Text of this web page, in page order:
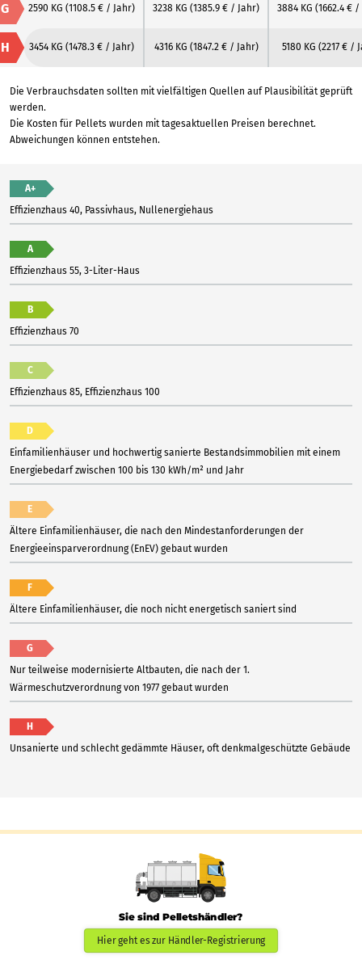
G 2590 KG (1108.5 € / Jahr) 3238 KG (1385.9 € / Jahr) 3884 KG (1662.4 € /
H 3454 KG (1478.3 € / Jahr) 4316 KG (1847.2 € / Jahr) 5180 KG (2217 € /
Die Verbrauchsdaten sollten mit vielfältigen Quellen auf Plausibilität geprüft
werden.
Die Kosten für Pellets wurden mit tagesaktuellen Preisen berechnet.
Abweichungen können entstehen.
A+
Effizienzhaus 40, Passivhaus, Nullenergiehaus
A
Effizienzhaus 55, 3-Liter-Haus
B
Effizienzhaus 70
C
Effizienzhaus 85, Effizienzhaus 100
D
Einfamilienhäuser und hochwertig sanierte Bestandsimmobilien mit einem
Energiebedarf zwischen 100 bis 130 kWh/m² und Jahr
E
Ältere Einfamilienhäuser, die nach den Mindestanforderungen der
Energieeinsparverordnung (EnEV) gebaut wurden
F
Ältere Einfamilienhäuser, die noch nicht energetisch saniert sind
G
Nur teilweise modernisierte Altbauten, die nach der 1.
Wärmeschutzverordnung von 1977 gebaut wurden
H
Unsanierte und schlecht gedämmte Häuser, oft denkmalgeschützte Gebäude
Sie sind Pelletshändler?
Hier geht es zur Händler-Registrierung